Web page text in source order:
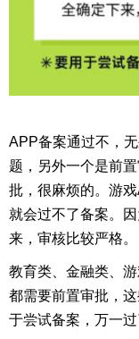
APP备案通过不，
题，另外一个是前
批，很麻烦的。 游
就会过不了备案。
来，审核比较严格。
教育类、 金融类、游
都需要前置审批，
于尝试备案，万一过